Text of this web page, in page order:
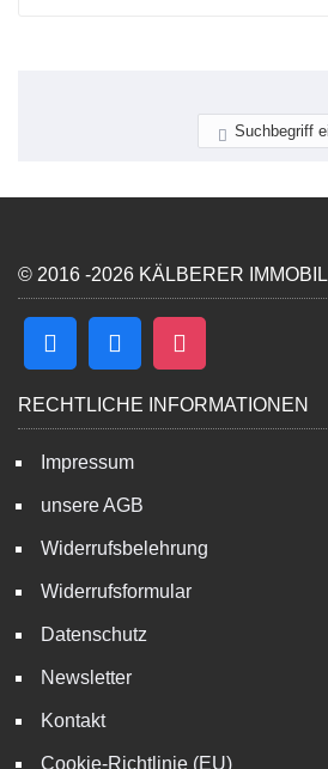
© 2016 -2026 KÄLBERER
RECHTLICHE INFORMATIONEN
Impressum
unsere AGB
Widerrufsbelehrung
Widerrufsformular
Datenschutz
Newsletter
Kontakt
Cookie-Richtlinie (EU)